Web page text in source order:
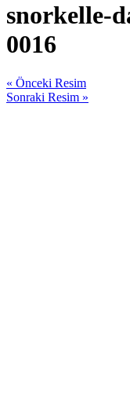
snorkelle-
0016
« Önceki Resim
Sonraki Resim »